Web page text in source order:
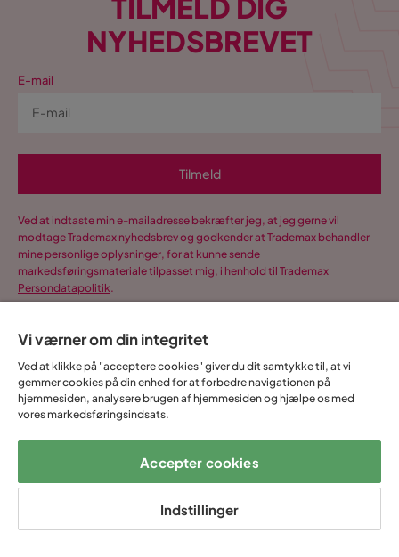
NYHEDSBREVET
E-mail
Tilmeld
Ved at indtaste min e-mailadresse bekræfter jeg, at jeg gerne vil
modtage Trademax nyhedsbrev og godkender at Trademax behandler
mine personlige oplysninger, for at kunne sende
markedsføringsmateriale tilpasset mig, i henhold til Trademax
Persondatapolitik.
Mine sider.
Alt dette og meget mere:
•Alle dine køb samlet ét sted
•Personlige tilbud
•Gratis og fuldt digitalt
Prismatch
Vi værner om din integritet
Ved at klikke på "acceptere cookies" giver du dit samtykke til, at vi
gemmer cookies på din enhed for at forbedre navigationen på
hjemmesiden, analysere brugen af hjemmesiden og hjælpe os med
vores markedsføringsindsats.
Accepter cookies
Indstillinger